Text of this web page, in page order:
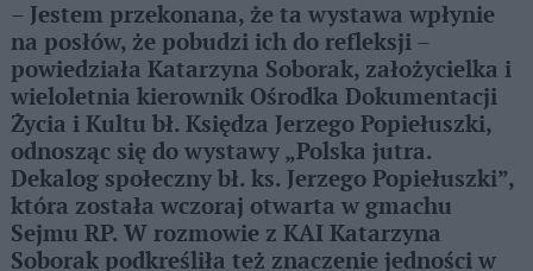
– Jestem przekonana, że ta wystawa wpłynie
na posłów, że pobudzi ich do refleksji –
powiedziała Katarzyna Soborak, założycielka i
wieloletnia kierownik Ośrodka Dokumentacji
Życia i Kultu bł. Księdza Jerzego Popiełuszki,
odnosząc się do wystawy „Polska jutra.
Dekalog społeczny bł. ks. Jerzego Popiełuszki”,
która została wczoraj otwarta w gmachu
Sejmu RP. W rozmowie z KAI Katarzyna
Soborak podkreśliła też znaczenie jedności w